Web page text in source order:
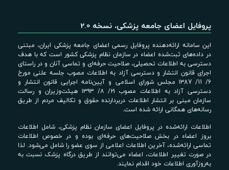
پروفایل اعضای جامعه پزشکی، نسخه 2.0
این سامانه ارائه‌دهنده پروفایل رسمی اعضای جامعه پزشکی ایران، مبتنی
در داده‌های ثبت‌شده اعضاء در سازمان نظام پزشکی کشور است که با هدف
دسترسی به اطلاعات تحصیلی، صلاحیت حرفه‌ای و تماسی آنان و در راستای
اجرای قانون انتشار و دسترسی آزاد به اطلاعات مصوب جلسه علنی مورخ
6/ 11/ ۱۳87 مجلس شورای اسلامی و آیین‌نامه اجرایی قانون انتشار و
دسترسی آزاد به اطلاعات مصوب ۲۱/ ۸/ ۱۳۹۳ هیئت‌وزیران و رسالت
سازمان مبنی بر انتشار اطلاعات دربردارنده حقوق و تکالیف مردم از طریق
رسانه‌های همگانی ارائه شده است.
اطلاعات ارائه‌شده در پروفایل اعضای سازمان نظام پزشکی، شامل اطلاعات
بروز اعضاء در بخش صلاحیت‌های حرفه‌ای بوده و در خصوص اطلاعات
تماسی ارائه‌شده، آخرین اطلاعات اعلامی از سوی عضو را شامل می‌شود. لذا
در صورت تغییر اطلاعات، اعضاء می‌توانند از طریق درگاه پزشک نسبت به
به‌روزآوری اطلاعات خود اقدام نمایند.